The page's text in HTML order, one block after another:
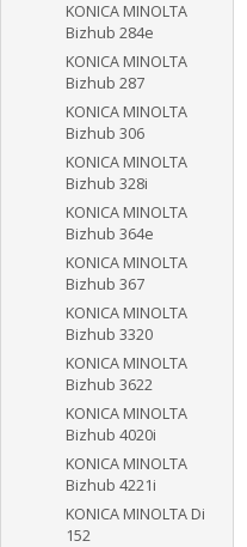
KONICA MINOLTA
Bizhub 284e
KONICA MINOLTA
Bizhub 287
KONICA MINOLTA
Bizhub 306
KONICA MINOLTA
Bizhub 328i
KONICA MINOLTA
Bizhub 364e
KONICA MINOLTA
Bizhub 367
KONICA MINOLTA
Bizhub 3320
KONICA MINOLTA
Bizhub 3622
KONICA MINOLTA
Bizhub 4020i
KONICA MINOLTA
Bizhub 4221i
KONICA MINOLTA Di
152